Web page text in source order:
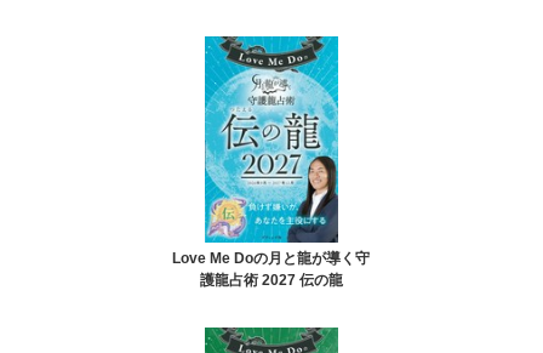
Love Me Doの月と龍が導く守
護龍占術 2027 伝の龍